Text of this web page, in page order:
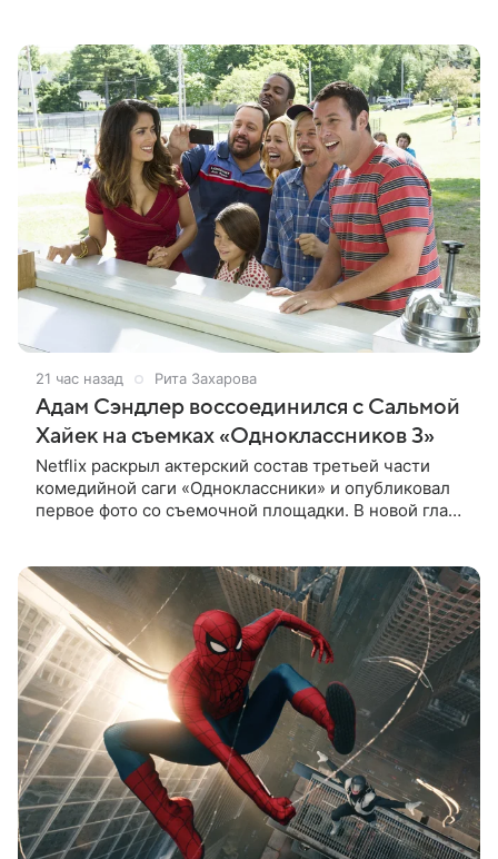
21 час назад Рита Захарова
Адам Сэндлер воссоединился с Сальмой
Хайек на съемках «Одноклассников 3»
Netflix раскрыл актерский состав третьей части
комедийной саги «Одноклассники» и опубликовал
первое фото со съемочной площадки. В новой главе